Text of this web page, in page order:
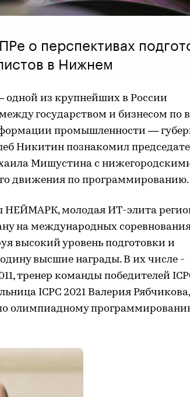
о перспективах
в Нижнем
одной из крупнейших в России
государством и бизнесом по
промышленности —
Никитин познакомил
Мишустина с
движения по программированию.
НЕЙМАРК, молодая ИТ-элита
на международных
высокий уровень подготовки и
высшие награды. В их числе -
тренер команды победителей
ICPC 2021 Валерия Рябчикова,
олимпиадному